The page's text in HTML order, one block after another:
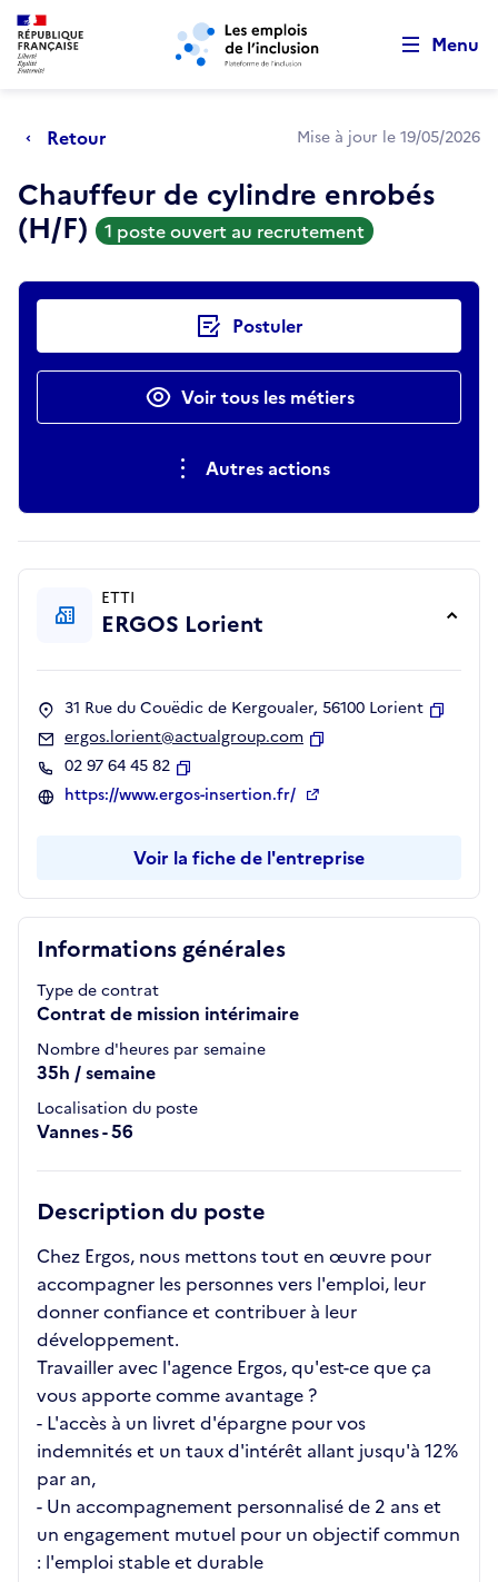
Aller au menu principal Aller au contenu principal
Menu
Retour Mise à jour le 19/05/2026
Chauffeur de cylindre enrobés
(H/F) 1 poste ouvert au recrutement
Actions rapides Postuler
Voir tous les métiers
Autres actions
Informations générales
Type de contrat
Contrat de mission intérimaire
Nombre d'heures par semaine
35h / semaine
Localisation du poste
Vannes - 56
Description du poste
Chez Ergos, nous mettons tout en œuvre pour
accompagner les personnes vers l'emploi, leur
donner confiance et contribuer à leur
développement.
Travailler avec l'agence Ergos, qu'est-ce que ça
vous apporte comme avantage ?
- L'accès à un livret d'épargne pour vos
indemnités et un taux d'intérêt allant jusqu'à 12%
par an,
- Un accompagnement personnalisé de 2 ans et
un engagement mutuel pour un objectif commun
: l'emploi stable et durable
ETTI
ERGOS Lorient
31 Rue du Couëdic de Kergoualer, 56100 Lorient
ergos.lorient@actualgroup.com
02 97 64 45 82
Copier
https://www.ergos-insertion.fr/
Voir la fiche de l'entreprise
Retour au début de la page
Panneau de gestion des cookies